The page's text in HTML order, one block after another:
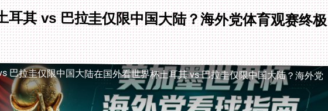
耳其 vs 巴拉圭仅限中国大陆？海外党体育观赛终极
巴拉圭仅限中国大陆在国外看世界杯土耳其 vs 巴拉圭仅限中国大陆？海外党